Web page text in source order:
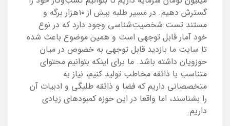
گسترش دهیم. در مسیر طلبه بیش از ۱۰هزار برگه و
مستند تست شخصیت‌شناسی وجود دارد که در نوع
خود آمار قابل توجهی است و همین موضوع باعث شده
تا سایت ما بازدید قابل توجهی به خصوص در میان
حوزویان داشته باشد. ما برای اینکه بتوانیم محتوای
متناسب با ذائقه مخاطب تولید کنیم، نیاز به
متخصصانی داریم که فضا و ذائقه طلبگی و ادبیات آن
را بشناسند، اما واقعا در این حوزه کمبودهای زیادی
داریم.